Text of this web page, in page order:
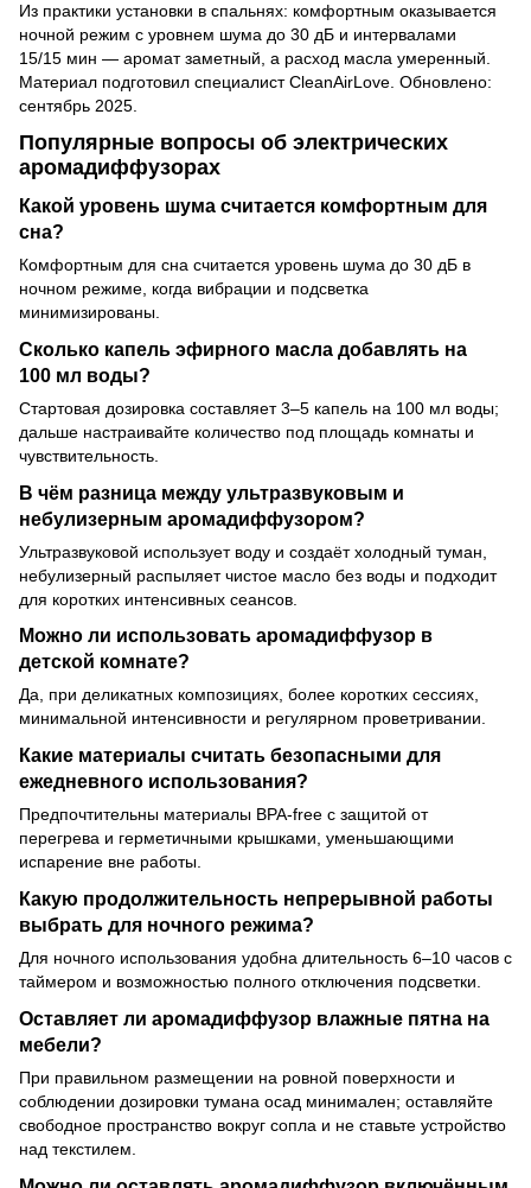
Из практики установки в спальнях: комфортным оказывается
ночной режим с уровнем шума до 30 дБ и интервалами
15/15 мин — аромат заметный, а расход масла умеренный.
Материал подготовил специалист CleanAirLove. Обновлено:
сентябрь 2025.
Популярные вопросы об электрических
аромадиффузорах
Какой уровень шума считается комфортным для
сна?
Комфортным для сна считается уровень шума до 30 дБ в
ночном режиме, когда вибрации и подсветка
минимизированы.
Сколько капель эфирного масла добавлять на
100 мл воды?
Стартовая дозировка составляет 3–5 капель на 100 мл воды;
дальше настраивайте количество под площадь комнаты и
чувствительность.
В чём разница между ультразвуковым и
небулизерным аромадиффузором?
Ультразвуковой использует воду и создаёт холодный туман,
небулизерный распыляет чистое масло без воды и подходит
для коротких интенсивных сеансов.
Можно ли использовать аромадиффузор в
детской комнате?
Да, при деликатных композициях, более коротких сессиях,
минимальной интенсивности и регулярном проветривании.
Какие материалы считать безопасными для
ежедневного использования?
Предпочтительны материалы BPA-free с защитой от
перегрева и герметичными крышками, уменьшающими
испарение вне работы.
Какую продолжительность непрерывной работы
выбрать для ночного режима?
Для ночного использования удобна длительность 6–10 часов с
таймером и возможностью полного отключения подсветки.
Оставляет ли аромадиффузор влажные пятна на
мебели?
При правильном размещении на ровной поверхности и
соблюдении дозировки тумана осад минимален; оставляйте
свободное пространство вокруг сопла и не ставьте устройство
над текстилем.